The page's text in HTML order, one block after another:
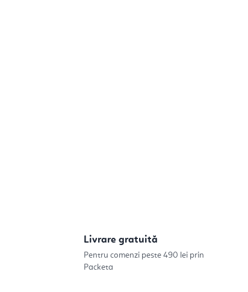
Livrare gratuită
Pentru comenzi peste 490 lei prin
Packeta